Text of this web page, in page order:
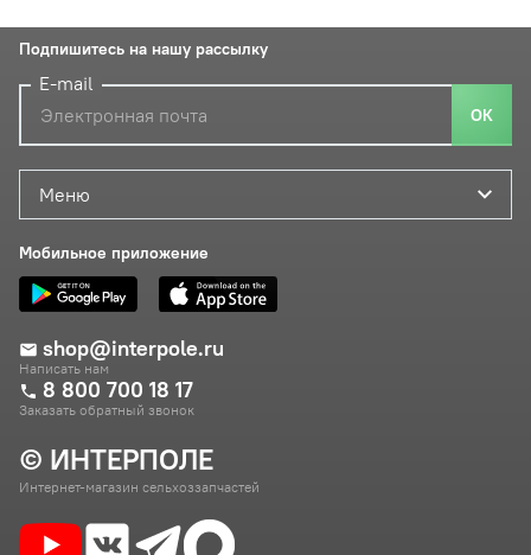
© ИНТЕРПОЛЕ
Интернет-магазин сельхоззапчастей
Меню
Мобильное приложение
shop@interpole.ru
Написать нам
8 800 700 18 17
Заказать обратный звонок
Подпишитесь на нашу рассылку
E-mail
ОК